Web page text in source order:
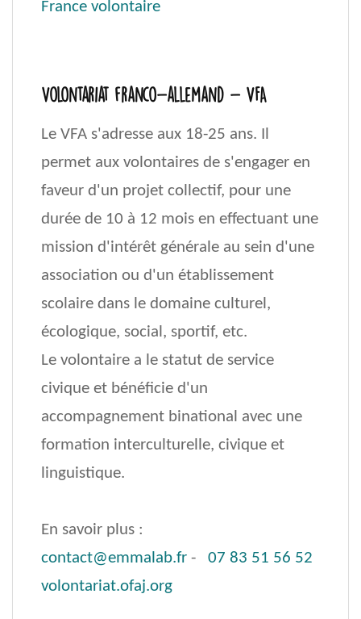
France volontaire
Volontariat franco-allemand - VFA
Le VFA s'adresse aux 18-25 ans. Il
permet aux volontaires de s'engager en
faveur d'un projet collectif, pour une
durée de 10 à 12 mois en effectuant une
mission d'intérêt générale au sein d'une
association ou d'un établissement
scolaire dans le domaine culturel,
écologique, social, sportif, etc.
Le volontaire a le statut de service
civique et bénéficie d'un
accompagnement binational avec une
formation interculturelle, civique et
linguistique.
En savoir plus :
contact@emmalab.fr -
07 83 51 56 52
volontariat.ofaj.org